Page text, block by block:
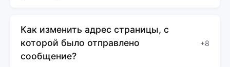
Как изменить адрес страницы, с
которой было отправлено
сообщение?
+8